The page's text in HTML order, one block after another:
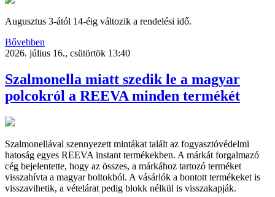
Augusztus 3-ától 14-éig változik a rendelési idő.
Bővebben
2026. július 16., csütörtök 13:40
Szalmonella miatt szedik le a magyar
polcokról a REEVA minden termékét
Szalmonellával szennyezett mintákat talált az fogyasztóvédelmi
hatoság egyes REEVA instant termékekben. A márkát forgalmazó
cég bejelentette, hogy az összes, a márkához tartozó terméket
visszahívta a magyar boltokból. A vásárlók a bontott termékeket is
visszavihetik, a vételárat pedig blokk nélkül is visszakapják.